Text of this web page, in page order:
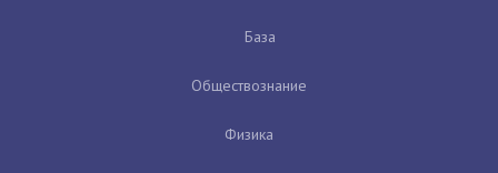
База
Обществознание
Физика